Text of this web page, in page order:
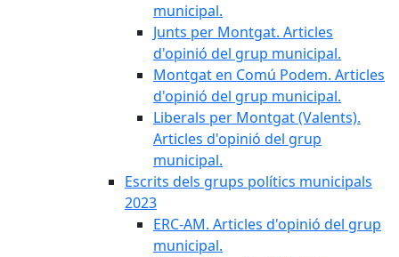
municipal.
Junts per Montgat. Articles
d'opinió del grup municipal.
Montgat en Comú Podem. Articles
d'opinió del grup municipal.
Liberals per Montgat (Valents).
Articles d'opinió del grup
municipal.
Escrits dels grups polítics municipals
2023
ERC-AM. Articles d'opinió del grup
municipal.